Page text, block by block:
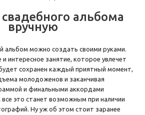
альбома
вручную
альбом можно создать своими руками.
интересное занятие, которое увлечет
сохранен каждый приятный момент,
молодоженов и заканчивая
и финальными аккордами
это станет возможным при наличии
Ну уж об этом стоит заранее